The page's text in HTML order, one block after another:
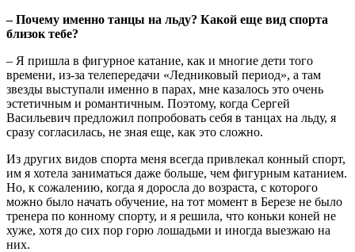
– Почему именно танцы на льду? Какой еще вид спорта
близок тебе?
– Я пришла в фигурное катание, как и многие дети того
времени, из-за телепередачи «Ледниковый период», а там
звезды выступали именно в парах, мне казалось это очень
эстетичным и романтичным. Поэтому, когда Сергей
Васильевич предложил попробовать себя в танцах на льду, я
сразу согласилась, не зная еще, как это сложно.
Из других видов спорта меня всегда привлекал конный спорт,
им я хотела заниматься даже больше, чем фигурным катанием.
Но, к сожалению, когда я доросла до возраста, с которого
можно было начать обучение, на тот момент в Березе не было
тренера по конному спорту, и я решила, что коньки коней не
хуже, хотя до сих пор горю лошадьми и иногда выезжаю на
них.